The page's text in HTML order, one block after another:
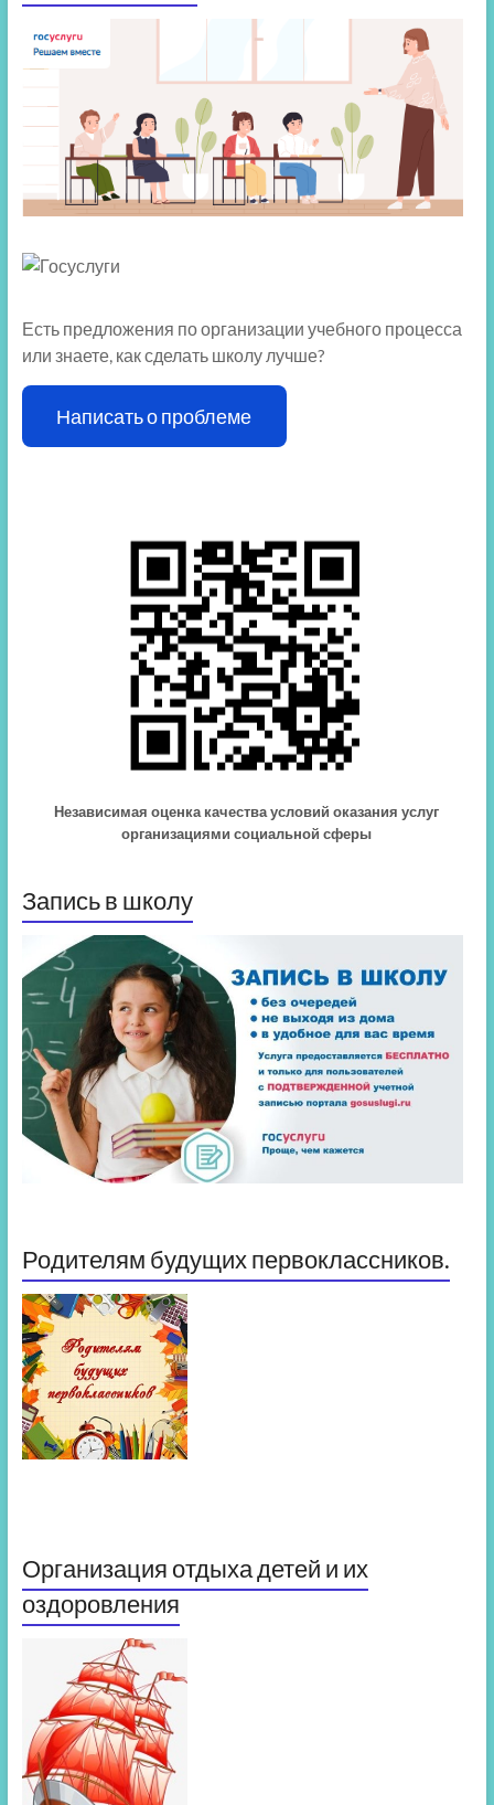
Есть предложения по организации учебного процесса
или знаете, как сделать школу лучше?
Написать о проблеме
Независимая оценка качества условий оказания услуг
организациями социальной сферы
Запись в школу
Родителям будущих первоклассников.
Организация отдыха детей и их
оздоровления